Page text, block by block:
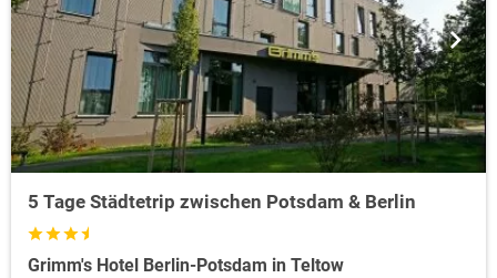
5 Tage Städtetrip zwischen Potsdam & Berlin
Grimm's Hotel Berlin-Potsdam in Teltow